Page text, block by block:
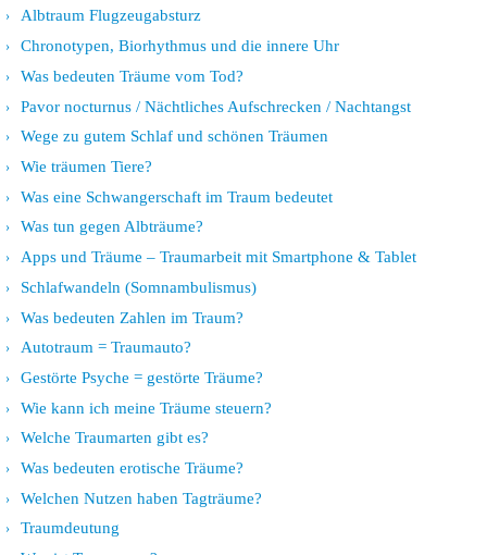
Albtraum Flugzeugabsturz
Chronotypen, Biorhythmus und die innere Uhr
Was bedeuten Träume vom Tod?
Pavor nocturnus / Nächtliches Aufschrecken / Nachtangst
Wege zu gutem Schlaf und schönen Träumen
Wie träumen Tiere?
Was eine Schwangerschaft im Traum bedeutet
Was tun gegen Albträume?
Apps und Träume – Traumarbeit mit Smartphone & Tablet
Schlafwandeln (Somnambulismus)
Was bedeuten Zahlen im Traum?
Autotraum = Traumauto?
Gestörte Psyche = gestörte Träume?
Wie kann ich meine Träume steuern?
Welche Traumarten gibt es?
Was bedeuten erotische Träume?
Welchen Nutzen haben Tagträume?
Traumdeutung